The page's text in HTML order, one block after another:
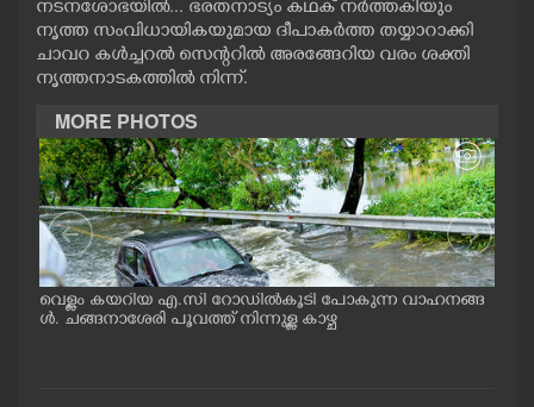
OPINION
LIFESTYLE
SPIRITUAL
INFO+
നടനശോഭയിൽ... ഭരതനാട്യം കഥക് നർത്തകിയും
നൃത്ത സംവിധായികയുമായ ദീപാകർത്ത തയ്യാറാക്കി
ചാവറ കൾച്ചറൽ സെന്ററിൽ അരങ്ങേറിയ വരം ശക്തി
നൃത്തനാടകത്തിൽ നിന്ന്.
MORE PHOTOS
വെള്ളം കയറിയ എ.സി റോഡിൽകൂടി പോകുന്ന വാഹനങ്ങ
ൾ. ചങ്ങനാശേരി പൂവത്ത് നിന്നുള്ള കാഴ്ച